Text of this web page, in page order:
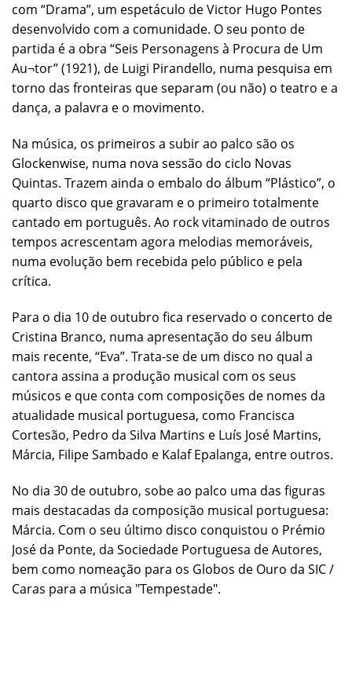
com “Drama”, um espetáculo de Victor Hugo Pontes
desenvolvido com a comunidade. O seu ponto de
partida é a obra “Seis Personagens à Procura de Um
Au¬tor” (1921), de Luigi Pirandello, numa pesquisa em
torno das fronteiras que separam (ou não) o teatro e a
dança, a palavra e o movimento.
Na música, os primeiros a subir ao palco são os
Glockenwise, numa nova sessão do ciclo Novas
Quintas. Trazem ainda o embalo do álbum “Plástico”, o
quarto disco que gravaram e o primeiro totalmente
cantado em português. Ao rock vitaminado de outros
tempos acrescentam agora melodias memoráveis,
numa evolução bem recebida pelo público e pela
crítica.
Para o dia 10 de outubro fica reservado o concerto de
Cristina Branco, numa apresentação do seu álbum
mais recente, “Eva”. Trata-se de um disco no qual a
cantora assina a produção musical com os seus
músicos e que conta com composições de nomes da
atualidade musical portuguesa, como Francisca
Cortesão, Pedro da Silva Martins e Luís José Martins,
Márcia, Filipe Sambado e Kalaf Epalanga, entre outros.
No dia 30 de outubro, sobe ao palco uma das figuras
mais destacadas da composição musical portuguesa:
Márcia. Com o seu último disco conquistou o Prémio
José da Ponte, da Sociedade Portuguesa de Autores,
bem como nomeação para os Globos de Ouro da SIC /
Caras para a música "Tempestade".